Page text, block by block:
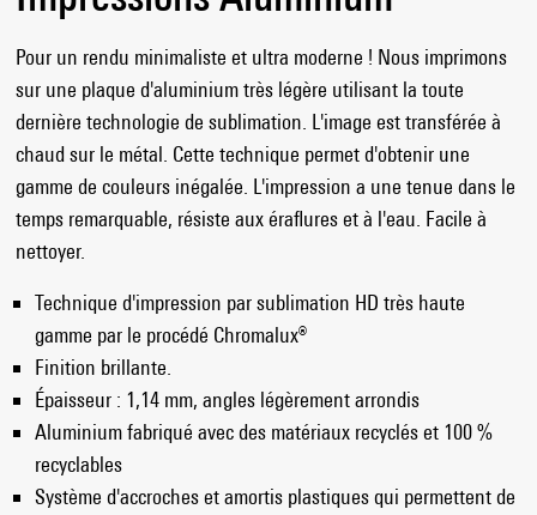
Pour un rendu minimaliste et ultra moderne ! Nous imprimons
sur une plaque d'aluminium très légère utilisant la toute
dernière technologie de sublimation. L'image est transférée à
chaud sur le métal. Cette technique permet d'obtenir une
gamme de couleurs inégalée. L'impression a une tenue dans le
temps remarquable, résiste aux éraflures et à l'eau. Facile à
nettoyer.
Technique d'impression par sublimation HD très haute
gamme par le procédé Chromalux®
Finition brillante.
Épaisseur : 1,14 mm, angles légèrement arrondis
Aluminium fabriqué avec des matériaux recyclés et 100 %
recyclables
Système d'accroches et amortis plastiques qui permettent de